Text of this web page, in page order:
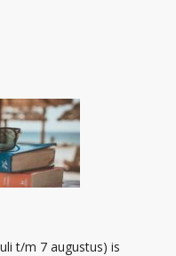
t/m 7 augustus) is